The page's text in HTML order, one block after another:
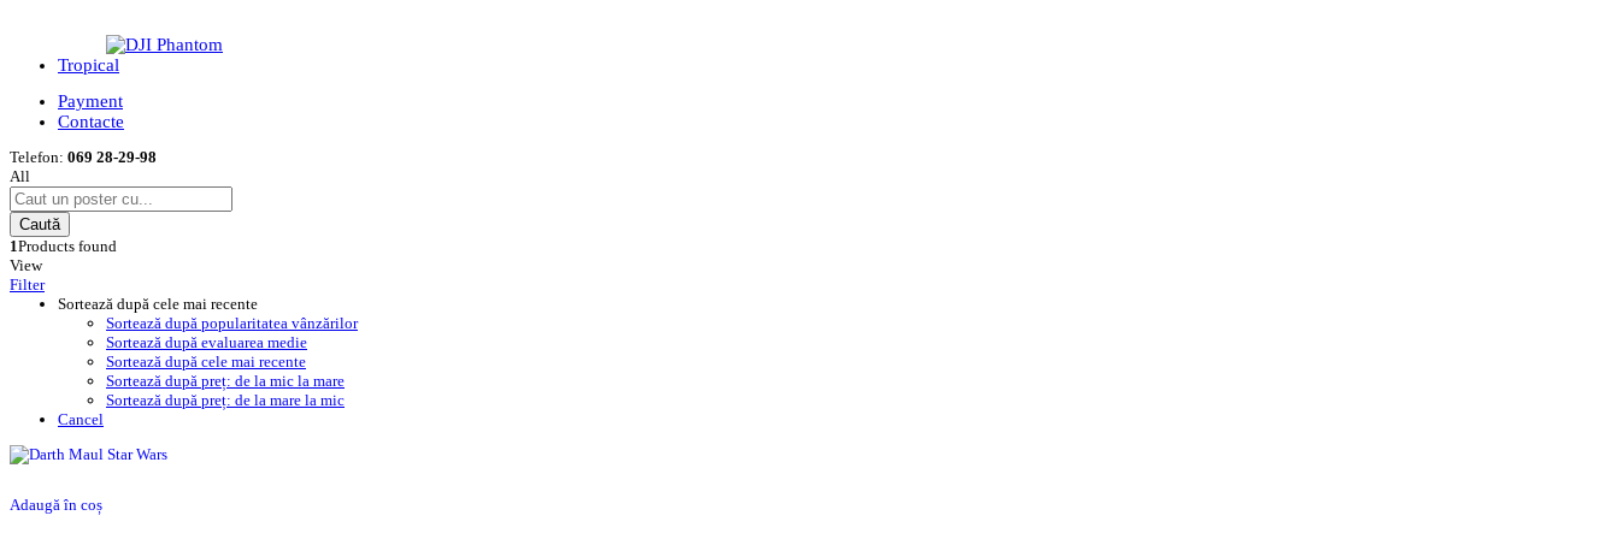
Tropical
Payment
Contacte
Telefon: 069 28-29-98
All
Caută
1Products found
View
Filter
Sortează după cele mai recente
Sortează după popularitatea vânzărilor
Sortează după evaluarea medie
Sortează după cele mai recente
Sortează după preț: de la mic la mare
Sortează după preț: de la mare la mic
Cancel
Adaugă în coș